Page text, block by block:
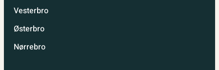
Vesterbro
Østerbro
Nørrebro